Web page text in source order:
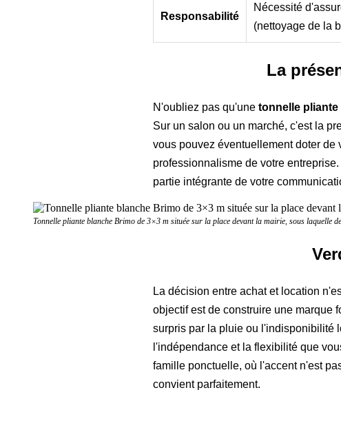
Responsabilité
Nécessité
(nettoyage de la
La
N'oubliez pas qu'une tonnelle pliante
Sur un salon ou un marché, c'est la
vous pouvez éventuellement doter
professionnalisme de votre
partie intégrante de votre
Tonnelle pliante blanche Brimo de 3×3 m située sur la place devant la mairie, sous laquelle
La décision entre achat et location
objectif est de construire une marque
surpris par la pluie ou l'indisponibilité
l'indépendance et la flexibilité que
famille ponctuelle, où l'accent n'est
convient parfaitement.